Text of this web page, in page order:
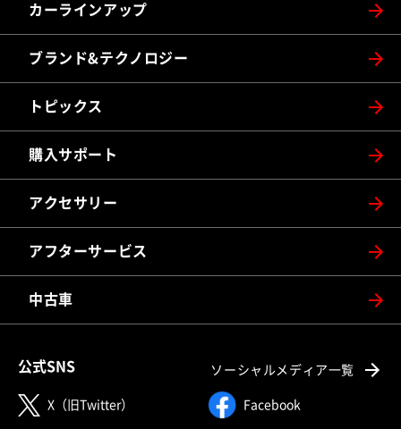
カーラインアップ
ブランド&テクノロジー
トピックス
購入サポート
アクセサリー
アフターサービス
中古車
公式SNS ソーシャルメディア一覧
X（旧Twitter） Facebook